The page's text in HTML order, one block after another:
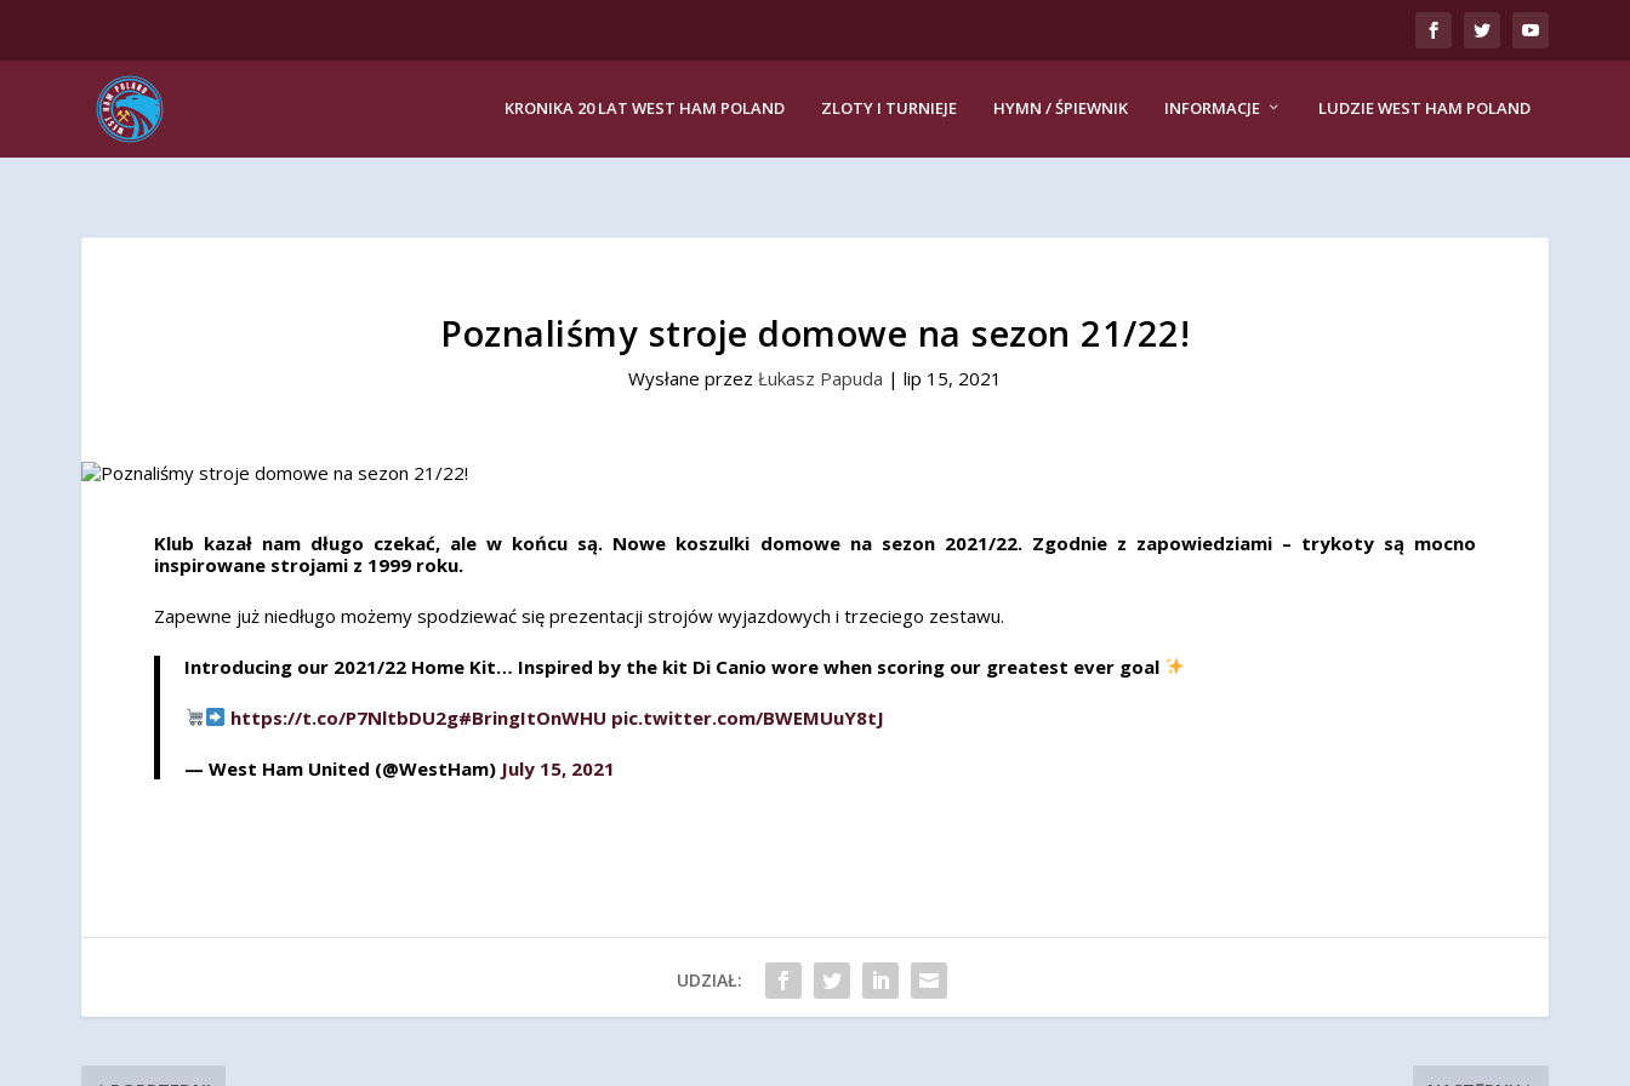
KRONIKA 20 LAT WEST HAM POLAND ZLOTY I TURNIEJE HYMN / ŚPIEWNIK INFORMACJE LUDZIE WEST HAM POLAND
Poznaliśmy stroje domowe na sezon 21/22!
Wysłane przez Łukasz Papuda | lip 15, 2021
Klub kazał nam długo czekać, ale w końcu są. Nowe koszulki domowe na sezon 2021/22. Zgodnie z zapowiedziami – trykoty są mocno
inspirowane strojami z 1999 roku.
Zapewne już niedługo możemy spodziewać się prezentacji strojów wyjazdowych i trzeciego zestawu.
Introducing our 2021/22 Home Kit… Inspired by the kit Di Canio wore when scoring our greatest ever goal
https://t.co/P7NltbDU2g#BringItOnWHU pic.twitter.com/BWEMUuY8tJ
— West Ham United (@WestHam) July 15, 2021
UDZIAŁ: